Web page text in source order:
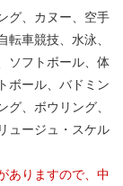
グ、カヌー、空手
転車競技、水泳、
ソフトボール、体
ボール、バドミン
グ、ボウリング、
ュージュ・スケル
ありますので、中